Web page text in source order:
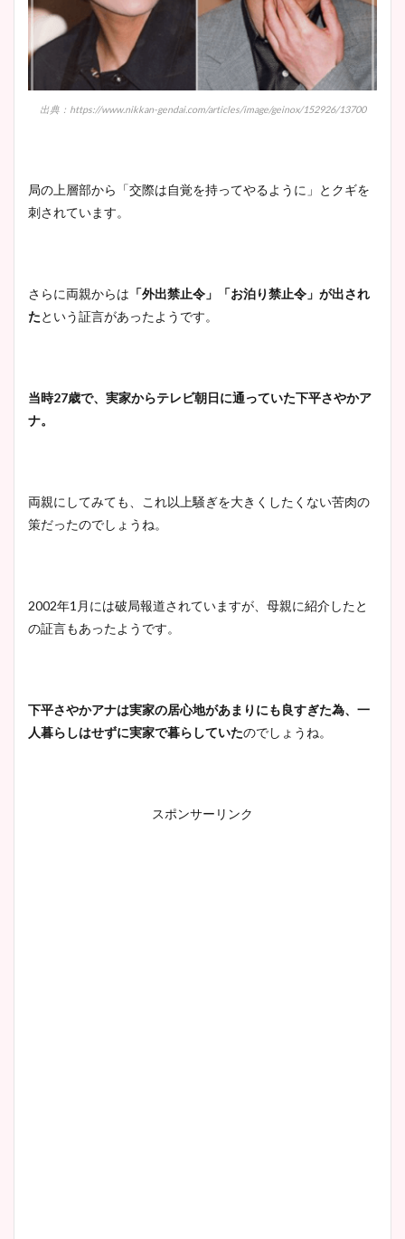
出典：https://www.nikkan-gendai.com/articles/image/geinox/152926/13700
局の上層部から「交際は自覚を持ってやるように」とクギを
刺されています。
さらに両親からは 「外出禁止令」「お泊り禁止令」が出され
たという証言があったようです。
当時27歳で、実家からテレビ朝日に通っていた下平さやかア
ナ。
両親にしてみても、これ以上騒ぎを大きくしたくない苦肉の
策だったのでしょうね。
2002年1月には破局報道されていますが、母親に紹介したと
の証言もあったようです。
下平さやかアナは実家の居心地があまりにも良すぎた為、一
人暮らしはせずに実家で暮らしていたのでしょうね。
スポンサーリンク